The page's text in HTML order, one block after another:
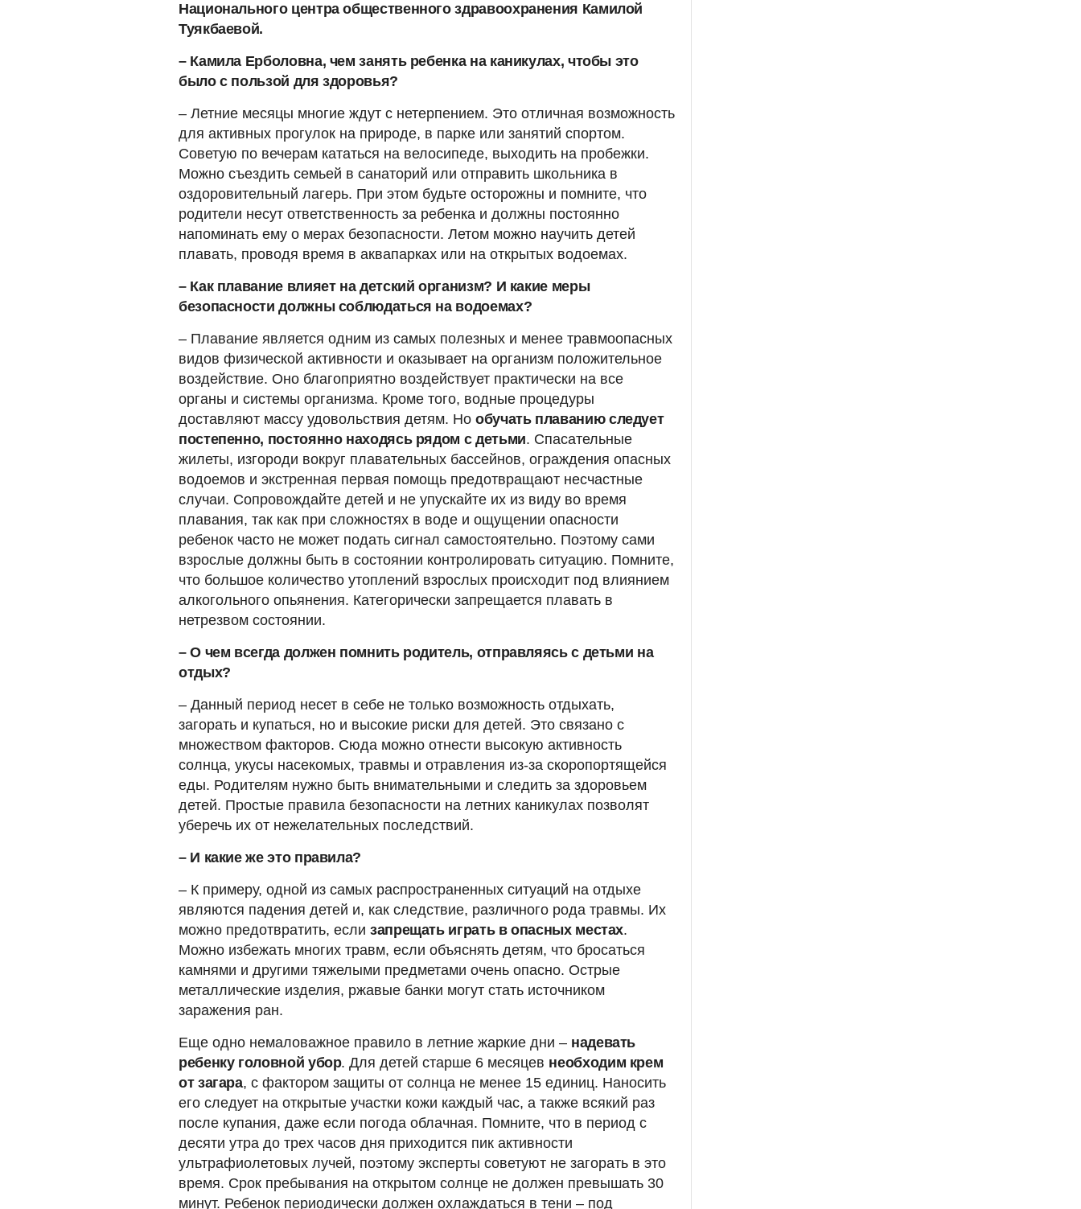
Национального центра общественного здравоохранения Камилой
Туякбаевой.
– Камила Ерболовна, чем занять ребенка на каникулах, чтобы это
было с пользой для здоровья?
– Летние месяцы многие ждут с нетерпением. Это отличная возможность
для активных прогулок на природе, в парке или занятий спортом.
Советую по вечерам кататься на велосипеде, выходить на пробежки.
Можно съездить семьей в санаторий или отправить школьника в
оздоровительный лагерь. При этом будьте осторожны и помните, что
родители несут ответственность за ребенка и должны постоянно
напоминать ему о мерах безопасности. Летом можно научить детей
плавать, проводя время в аквапарках или на открытых водоемах.
– Как плавание влияет на детский организм? И какие меры
безопасности должны соблюдаться на водоемах?
– Плавание является одним из самых полезных и менее травмоопасных
видов физической активности и оказывает на организм положительное
воздействие. Оно благоприятно воздействует практически на все
органы и системы организма. Кроме того, водные процедуры
доставляют массу удовольствия детям. Но обучать плаванию следует
постепенно, постоянно находясь рядом с детьми. Спасательные
жилеты, изгороди вокруг плавательных бассейнов, ограждения опасных
водоемов и экстренная первая помощь предотвращают несчастные
случаи. Сопровождайте детей и не упускайте их из виду во время
плавания, так как при сложностях в воде и ощущении опасности
ребенок часто не может подать сигнал самостоятельно. Поэтому сами
взрослые должны быть в состоянии контролировать ситуацию. Помните,
что большое количество утоплений взрослых происходит под влиянием
алкогольного опьянения. Категорически запрещается плавать в
нетрезвом состоянии.
– О чем всегда должен помнить родитель, отправляясь с детьми на
отдых?
– Данный период несет в себе не только возможность отдыхать,
загорать и купаться, но и высокие риски для детей. Это связано с
множеством факторов. Сюда можно отнести высокую активность
солнца, укусы насекомых, травмы и отравления из-за скоропортящейся
еды. Родителям нужно быть внимательными и следить за здоровьем
детей. Простые правила безопасности на летних каникулах позволят
уберечь их от нежелательных последствий.
– И какие же это правила?
– К примеру, одной из самых распространенных ситуаций на отдыхе
являются падения детей и, как следствие, различного рода травмы. Их
можно предотвратить, если запрещать играть в опасных местах.
Можно избежать многих травм, если объяснять детям, что бросаться
камнями и другими тяжелыми предметами очень опасно. Острые
металлические изделия, ржавые банки могут стать источником
заражения ран.
Еще одно немаловажное правило в летние жаркие дни – надевать
ребенку головной убор. Для детей старше 6 месяцев необходим крем
от загара, с фактором защиты от солнца не менее 15 единиц. Наносить
его следует на открытые участки кожи каждый час, а также всякий раз
после купания, даже если погода облачная. Помните, что в период с
десяти утра до трех часов дня приходится пик активности
ультрафиолетовых лучей, поэтому эксперты советуют не загорать в это
время. Срок пребывания на открытом солнце не должен превышать 30
минут. Ребенок периодически должен охлаждаться в тени – под